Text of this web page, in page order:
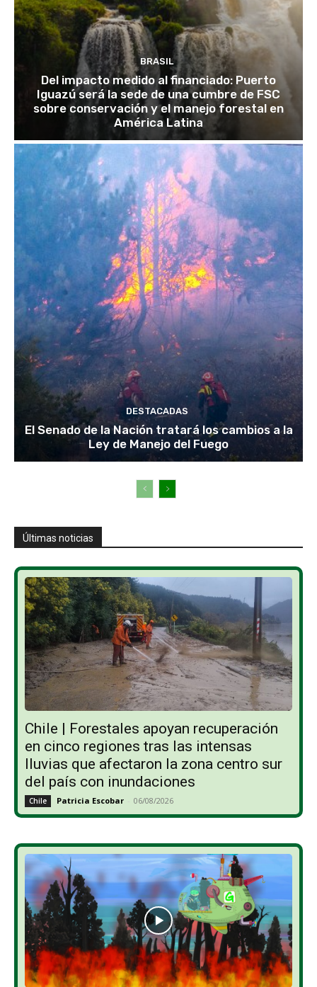
BRASIL
Del impacto medido al financiado: Puerto
Iguazú será la sede de una cumbre de FSC
sobre conservación y el manejo forestal en
América Latina
DESTACADAS
El Senado de la Nación tratará los cambios a la
Ley de Manejo del Fuego
Últimas noticias
Chile | Forestales apoyan recuperación
en cinco regiones tras las intensas
lluvias que afectaron la zona centro sur
del país con inundaciones
Chile Patricia Escobar - 06/08/2026